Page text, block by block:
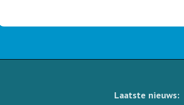
Laatste nieuws: